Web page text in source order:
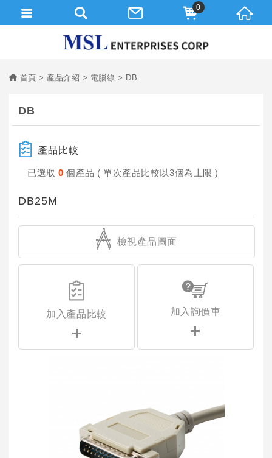
首頁 產品介紹 電腦線 DB
DB
產品比較
已選取 0個產品 ( 單次產品比較以3個為上限 )
DB25M
檢視產品圖面
加入產品比較 加入詢價車
0